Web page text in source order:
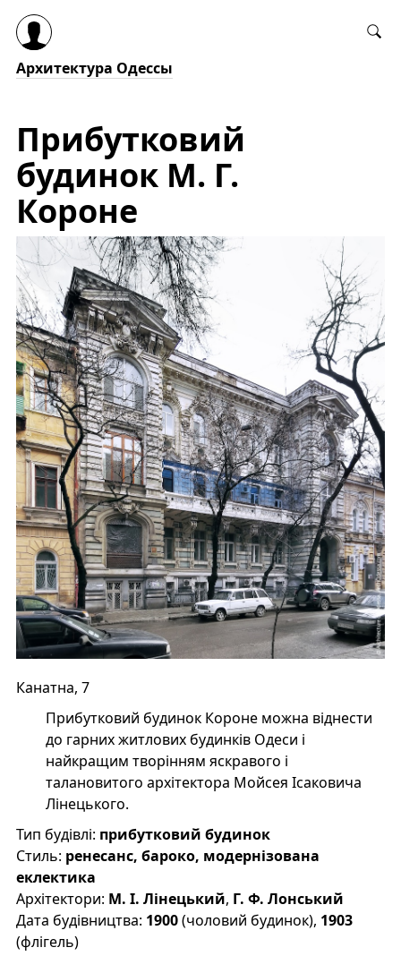
Архитектура Одессы
Прибутковий
будинок М. Г.
Короне
Канатна, 7
Прибутковий будинок Короне можна віднести
до гарних житлових будинків Одеси і
найкращим творінням яскравого і
талановитого архітектора Мойсея Ісаковича
Лінецького.
Тип будівлі: прибутковий будинок
Стиль: ренесанс, бароко, модернізована
еклектика
Архітектори: М. І. Лінецький, Г. Ф. Лонський
Дата будівництва: 1900(чоловий будинок), 1903
(флігель)